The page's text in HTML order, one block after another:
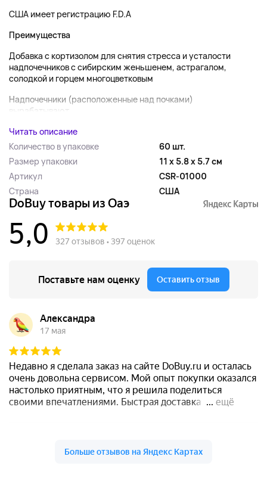
США имеет регистрацию F.D.A
Преимущества
Добавка с кортизолом для снятия стресса и усталости
надпочечников с сибирским женьшенем, астрагалом,
солодкой и горцем многоцветковым
Надпочечники (расположенные над почками)
вырабатывают...
Читать описание
Количество в упаковке
60 шт.
Размер упаковки
11 x 5.8 x 5.7 см
Артикул
CSR-01000
Страна
США